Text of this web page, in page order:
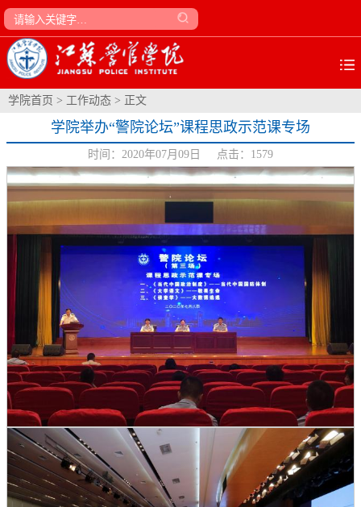
学院首页 > 工作动态 > 正文
学院举办“警院论坛”课程思政示范课专场
时间：2020年07月09日 点击： 1579